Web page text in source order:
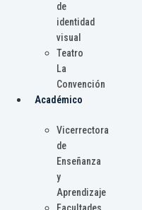
de
identidad
visual
Teatro
La
Convención
Académico
Vicerrectora
de
Enseñanza
y
Aprendizaje